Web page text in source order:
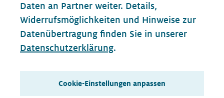
Daten an Partner weiter. Details,
Widerrufsmöglichkeiten und Hinweise zur
Datenübertragung finden Sie in unserer
Datenschutzerklärung.
Cookie-Einstellungen anpassen